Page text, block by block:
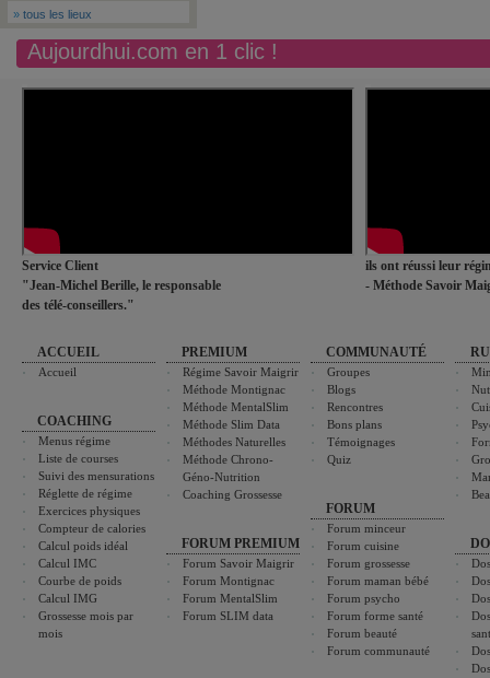
» tous les lieux
Aujourdhui.com en 1 clic !
Service Client
"Jean-Michel Berille, le responsable
des télé-conseillers."
ils ont réussi leur
- Méthode Savoir
ACCUEIL
Accueil
COACHING
Menus régime
Liste de courses
Suivi des mensurations
Réglette de régime
Exercices physiques
Compteur de calories
Calcul poids idéal
Calcul IMC
Courbe de poids
Calcul IMG
Grossesse mois par
mois
PREMIUM
Régime Savoir Maigrir
Méthode Montignac
Méthode MentalSlim
Méthode Slim Data
Méthodes Naturelles
Méthode Chrono-
Géno-Nutrition
Coaching Grossesse
FORUM PREMIUM
Forum Savoir Maigrir
Forum Montignac
Forum MentalSlim
Forum SLIM data
COMMUNAUTÉ
Groupes
Blogs
Rencontres
Bons plans
Témoignages
Quiz
FORUM
Forum minceur
Forum cuisine
Forum grossesse
Forum maman bébé
Forum psycho
Forum forme santé
Forum beauté
Forum communauté